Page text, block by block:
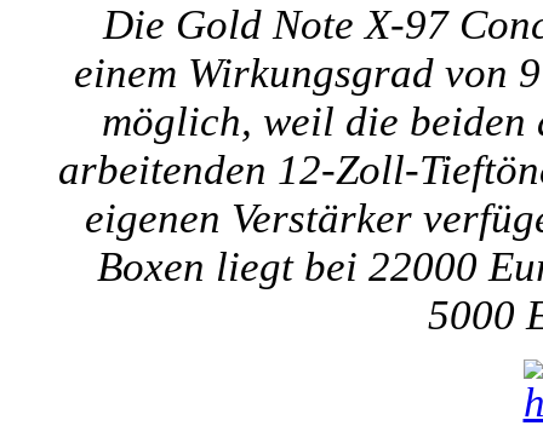
Die Gold Note X-97
einem Wirkungsgrad von
möglich, weil die beiden
arbeitenden 12-Zoll-
eigenen Verstärker
Boxen liegt bei 22000
5000